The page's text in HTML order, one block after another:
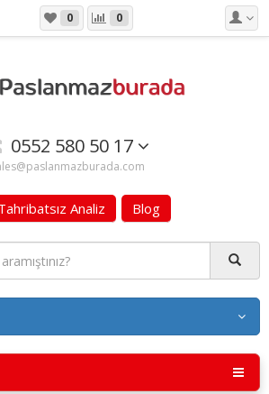
0 0
0552 580 50 17
Analiz Blog